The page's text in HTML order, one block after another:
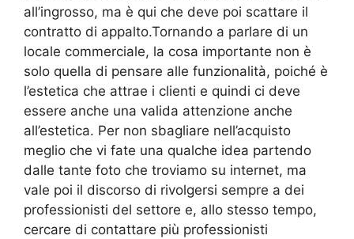
all’ingrosso, ma è qui che deve poi scattare il
contratto di appalto.Tornando a parlare di un
locale commerciale, la cosa importante non è
solo quella di pensare alle funzionalità, poiché è
l’estetica che attrae i clienti e quindi ci deve
essere anche una valida attenzione anche
all’estetica. Per non sbagliare nell’acquisto
meglio che vi fate una qualche idea partendo
dalle tante foto che troviamo su internet, ma
vale poi il discorso di rivolgersi sempre a dei
professionisti del settore e, allo stesso tempo,
cercare di contattare più professionisti